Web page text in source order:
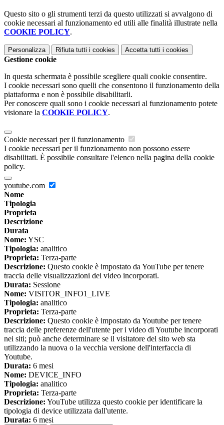
Questo sito o gli strumenti terzi da questo utilizzati si avvalgono di
cookie necessari al funzionamento ed utili alle finalità illustrate nella
COOKIE POLICY.
Personalizza Rifiuta tutti i cookies Accetta tutti i cookies
Gestione cookie
In questa schermata è possibile scegliere quali cookie consentire.
I cookie necessari sono quelli che consentono il funzionamento della
piattaforma e non è possibile disabilitarli.
Per conoscere quali sono i cookie necessari al funzionamento potete
visionare la COOKIE POLICY.
Cookie necessari per il funzionamento
I cookie necessari per il funzionamento non possono essere
disabilitati. È possibile consultare l'elenco nella pagina della cookie
policy.
youtube.com
Nome
Tipologia
Proprieta
Descrizione
Durata
Nome: YSC
Tipologia: analitico
Proprieta: Terza-parte
Descrizione: Questo cookie è impostato da YouTube per tenere
traccia delle visualizzazioni dei video incorporati.
Durata: Sessione
Nome: VISITOR_INFO1_LIVE
Tipologia: analitico
Proprieta: Terza-parte
Descrizione: Questo cookie è impostato da Youtube per tenere
traccia delle preferenze dell'utente per i video di Youtube incorporati
nei siti; può anche determinare se il visitatore del sito web sta
utilizzando la nuova o la vecchia versione dell'interfaccia di
Youtube.
Durata: 6 mesi
Nome: DEVICE_INFO
Tipologia: analitico
Proprieta: Terza-parte
Descrizione: YouTube utilizza questo cookie per identificare la
tipologia di device utilizzata dall'utente.
Durata: 6 mesi